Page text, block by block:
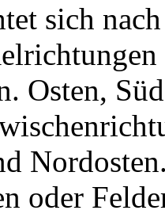
sich
Osten,
oder